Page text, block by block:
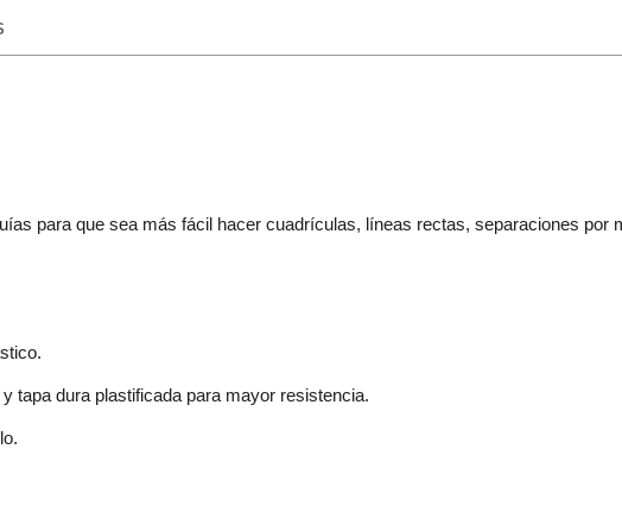
para que sea más fácil hacer cuadrículas, líneas rectas, separaciones por
tapa dura plastificada para mayor resistencia.